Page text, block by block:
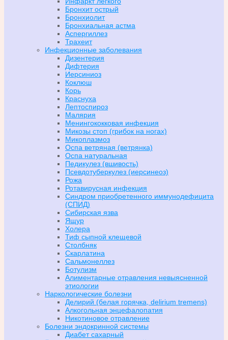
Бронхит острый
Бронхиолит
Бронхиальная астма
Аспергиллез
Трахеит
Инфекционные заболевания
Дизентерия
Дифтерия
Иерсиниоз
Коклюш
Корь
Краснуха
Лептоспироз
Малярия
Менингококковая инфекция
Микозы стоп (грибок на ногах)
Микоплазмоз
Оспа ветряная (ветрянка)
Оспа натуральная
Педикулез (вшивость)
Псевдотуберкулез (иерсинеоз)
Рожа
Ротавирусная инфекция
Синдром приобретенного иммунодефицита
(СПИД)
Сибирская язва
Ящур
Холера
Тиф сыпной клещевой
Столбняк
Скарлатина
Сальмонеллез
Ботулизм
Алиментарные отравления невыясненной
этиологии
Наркологические болезни
Делирий (белая горячка, delirium tremens)
Алкогольная энцефалопатия
Никотиновое отравление
Болезни эндокринной системы
Диабет сахарный